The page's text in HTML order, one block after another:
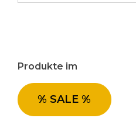
r
e
a
Produkte im
% SALE %